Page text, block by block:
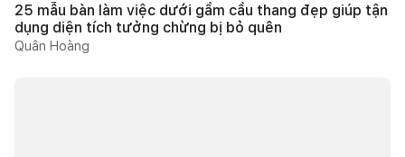
25 mẫu bàn làm việc dưới gầm cầu thang đẹp giúp tận
dụng diện tích tưởng chừng bị bỏ quên
Quân Hoàng